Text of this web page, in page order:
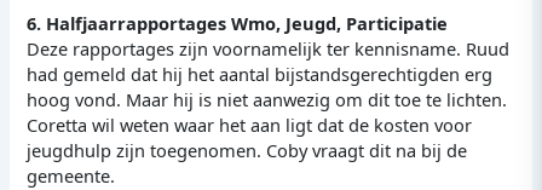
6. Halfjaarrapportages Wmo, Jeugd, Participatie
Deze rapportages zijn voornamelijk ter kennisname. Ruud
had gemeld dat hij het aantal bijstandsgerechtigden erg
hoog vond. Maar hij is niet aanwezig om dit toe te lichten.
Coretta wil weten waar het aan ligt dat de kosten voor
jeugdhulp zijn toegenomen. Coby vraagt dit na bij de
gemeente.